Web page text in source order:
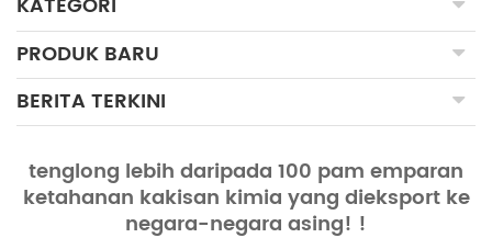
KATEGORI
PRODUK BARU
BERITA TERKINI
tenglong lebih daripada 100 pam emparan
ketahanan kakisan kimia yang dieksport ke
negara-negara asing! !